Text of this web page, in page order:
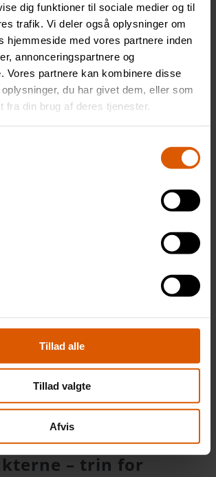
dig funktioner til sociale medier og til
trafik. Vi deler også oplysninger om
hjemmeside med vores partnere inden
annonceringspartnere og
Vores partnere kan kombinere disse
du har givet dem, eller som
fra din brug af deres tjenester.
Tillad alle
Tillad valgte
Afvis
Degreaser 1 L
groft snavs som asfalt, tjære,
olie. En perfekt forvask
Wash Alkaline RTU 1 L (Kalk)
forvask, der fjerner trafikfilm
uden at du behøver at
Cleaner 500 ml Citrus
rust og indgroet snavs.
skånsom og effektiv afslutning
bruger du
– trin for